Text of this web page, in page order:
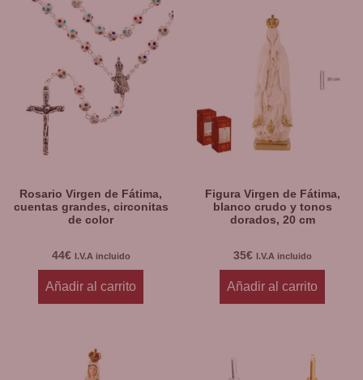
Rosario Virgen de Fátima,
cuentas grandes, circonitas
de color
44€ I.V.A incluido
Añadir al carrito
Figura Virgen de Fátima,
blanco crudo y tonos
dorados, 20 cm
35€ I.V.A incluido
Añadir al carrito